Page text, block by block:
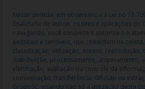
04.307.650/0019-64 | IE: 119.242.793.110 |
100 2º andar CJ 21 22 - Vila Olímpia -
Farmacêutico responsável: Dra. Gislaine Lopes
| AFE: 7.60997-7 | CMVS:
As informações contidas neste site não
automedicação e não substituem, em
dadas pelo profissional da área médica.
diagnosticar qualquer problema de saúde e
Nesse sentido, em observância à Lei no
finalidade de utilizar os sites e aplicações do
navegando, você consente e autoriza o
pessoais e sensíveis, que consistem na
classificação, utilização, acesso, reprodução,
distribuição, processamento, arquivamento,
eliminação, avaliação ou controle da
comunicação, transferência, difusão ou
GrupoSC, visando não só a utilização deste